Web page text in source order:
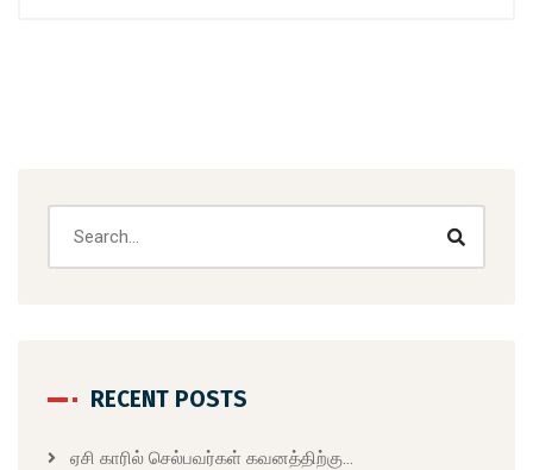
RECENT POSTS
ஏசி காரில் செல்பவர்கள் கவனத்திற்கு…